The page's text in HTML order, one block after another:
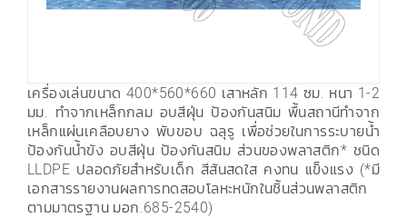
เครื่องเล่นขนาด 400*560*660 เสาหลัก 114 ซม. หนา 1-2
มม. ทำจากเหล็กกลม อบสีฝุ่น ป้องกันสนิม พื้นสถานีทำจาก
เหล็กแผ่นเคลือบยาง พับขอบ ฉลุรู เพื่อช่วยในการระบายน้ำ
ป้องกันน้ำขัง อบสีฝุ่น ป้องกันสนิม ส่วนของพลาสติก* ชนิด
LLDPE ปลอดภัยสำหรับเด็ก สีสันสดใส คงทน แข็งแรง (*มี
เอกสารรายงานผลการทดสอบโลหะหนักในชิ้นส่วนพลาสติก
ตามมาตรฐาน มอก.685-2540)